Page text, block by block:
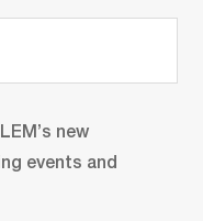
new
events and